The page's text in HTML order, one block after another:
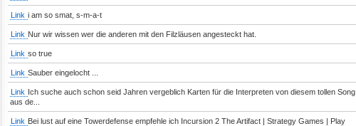
Link i am so smat, s-m-a-t
Link Nur wir wissen wer die anderen mit den Filzläusen angesteckt hat.
Link so true
Link Sauber eingelocht ...
Link Ich suche auch schon seid Jahren vergeblich Karten für die Interpreten von diesem tollen Song
aus de...
Link Bei lust auf eine Towerdefense empfehle ich Incursion 2 The Artifact | Strategy Games | Play